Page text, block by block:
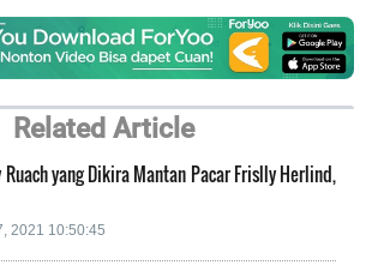
Related Article
Ruach yang Dikira Mantan Pacar Frislly Herlind,
2021 10:50:45